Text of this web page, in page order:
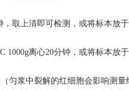
，取上清即可检测，或将标本放
1000g离心20分钟，或将标本
匀浆中裂解的红细胞会影响测量